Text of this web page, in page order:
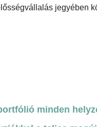
jegyében
minden